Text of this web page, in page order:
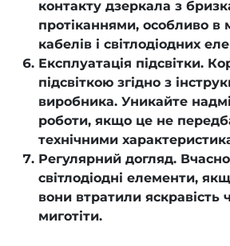
контакту дзеркала з
протіканнями, особливо в
кабелів і світлодіодних
Експлуатація підсвітки.
підсвіткою згідно з
виробника. Уникайте
роботи, якщо це не
технічними
Регулярний догляд.
світлодіодні елементи,
вони втратили яскравість
миготіти.